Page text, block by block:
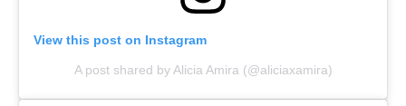
View this post on Instagram
A post shared by Alicia Amira (@aliciaxamira)